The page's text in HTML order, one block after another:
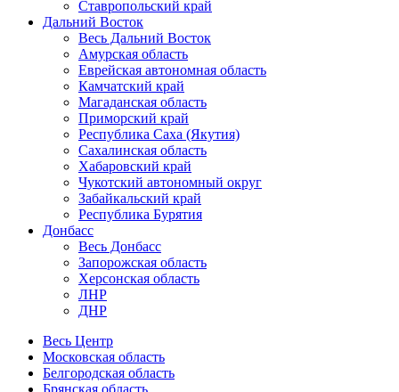
Ставропольский край
Дальний Восток
Весь Дальний Восток
Амурская область
Еврейская автономная область
Камчатский край
Магаданская область
Приморский край
Республика Саха (Якутия)
Сахалинская область
Хабаровский край
Чукотский автономный округ
Забайкальский край
Республика Бурятия
Донбасс
Весь Донбасс
Запорожская область
Херсонская область
ЛНР
ДНР
Весь Центр
Московская область
Белгородская область
Брянская область